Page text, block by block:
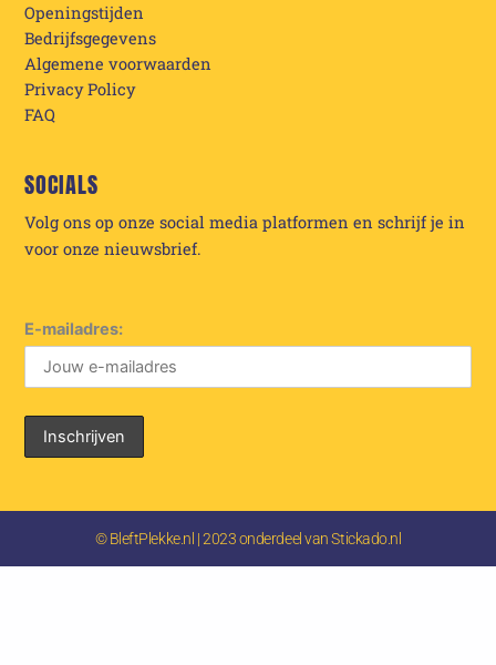
Openingstijden
Bedrijfsgegevens
Algemene voorwaarden
Privacy Policy
FAQ
SOCIALS
Volg ons op onze social media platformen en schrijf je in
voor onze nieuwsbrief.
E-mailadres:
© BleftPlekke.nl | 2023 onderdeel van Stickado.nl